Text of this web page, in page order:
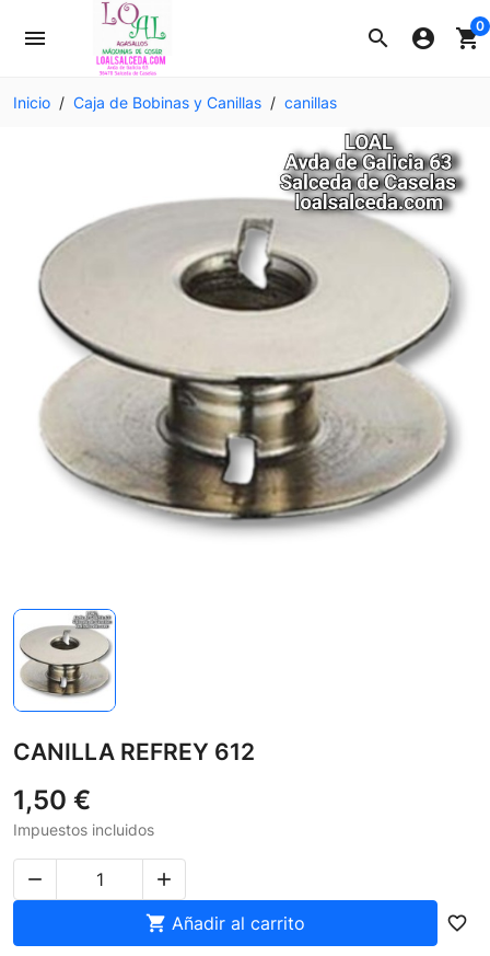
search
menu account_circle shopping_cart0
Inicio Caja de Bobinas y Canillas canillas
CANILLA REFREY 612
1,50 €
Impuestos incluidos


 Añadir al carrito favorite_border